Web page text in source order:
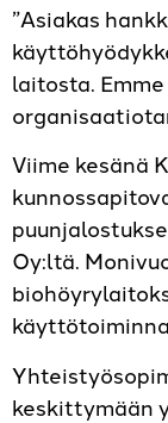
”Asiakas
laitosta.
Viime kesänä
Oy:ltä.
keskittymään